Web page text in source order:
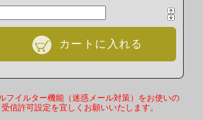
カートに入れる
フイルター機能（迷惑メール対策）をお使いの
信許可設定を宜しくお願いいたします。